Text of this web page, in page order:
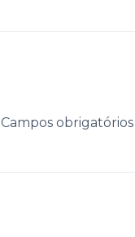
Campos